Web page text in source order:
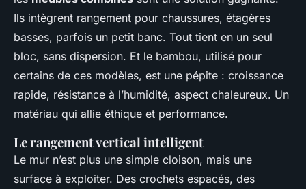
Ils intègrent rangement pour chaussures, étagères
basses, parfois un petit banc. Tout tient en un seul
bloc, sans dispersion. Et le bambou, utilisé pour
certains de ces modèles, est une pépite : croissance
rapide, résistance à l’humidité, aspect chaleureux. Un
matériau qui allie éthique et performance.
Le rangement vertical intelligent
Le mur n’est plus une simple cloison, mais une
surface à exploiter. Des crochets espacés, des